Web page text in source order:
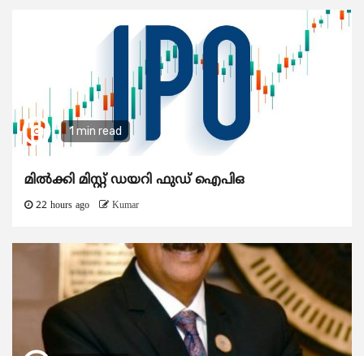
1 min read
മിൽക്കി മിസ്റ്റ് ഡയറി ഫുഡ് ഐപിഒ
22 hours ago Kumar